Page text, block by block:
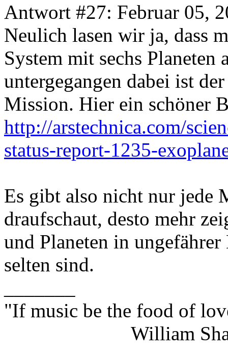
Antwort #27: Februar 05,
Neulich lasen wir ja, dass
System mit sechs Planeten
untergegangen dabei ist
Mission. Hier ein schöner
http://arstechnica.com/
status-report-1235-
Es gibt also nicht nur jede
draufschaut, desto mehr
und Planeten in
selten sind.
"If music be the food of
William